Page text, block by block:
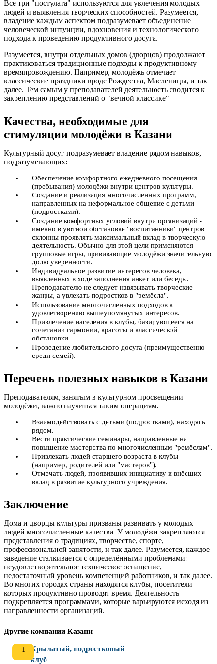
Все три "постулата" используются для увлечения молодых
людей и выявления творческих способностей. Разумеется,
владение каждым аспектом подразумевает объединение
человеческой интуиции, вдохновения и технологического
подхода к проведению продуктивного досуга.
Разумеется, внутри отдельных домов (дворцов) продолжают
практиковаться традиционные подходы к продуктивному
времяпровождению. Например, молодёжь отмечает
классические праздники вроде Рождества, Масленицы, и так
далее. Тем самым у преподавателей деятельность сводится к
закреплению представлений о "вечной классике".
Качества, необходимые для
стимуляции молодёжи в Казани
Культурный досуг подразумевает владение рядом навыков,
подразумевающих:
Обеспечение комфортного ежедневного посещения
(пребывания) молодёжи внутри центров культуры.
Создание и реализация многочисленных программ,
направленных на неформальное общение с детьми
(подростками).
Создание комфортных условий внутри организаций -
именно в уютной обстановке "воспитанники" центров
склонны проявлять максимальный вклад в творческую
деятельность. Обычно для этой цели применяются
групповые игры, прививающие молодёжи значительную
долю уверенности.
Индивидуальное развитие интересов человека,
выявленных в ходе заполнения анкет или беседы.
Преподавателю не следует навязывать творческие
жанры, а увлекать подростков в "ремёсла".
Использование многочисленных подходов к
удовлетворению вышеупомянутых интересов.
Привлечение населения в клубы, базирующееся на
сочетании гармонии, красоты и классической
обстановки.
Проведение любительского досуга (преимущественно
среди семей).
Перечень полезных навыков в Казани
Преподавателям, занятым в культурном просвещении
молодёжи, важно научиться таким операциям:
Взаимодействовать с детьми (подростками), находясь
рядом.
Вести практические семинары, направленные на
повышение мастерства по многочисленным "ремёслам".
Привлекать людей старшего возраста в клубы
(например, родителей или "мастеров").
Отмечать людей, проявивших инициативу и внёсших
вклад в развитие культурного учреждения.
Заключение
Дома и дворцы культуры призваны развивать у молодых
людей многочисленные качества. У молодёжи закрепляются
представления о традициях, творчестве, спорте,
профессиональной занятости, и так далее. Разумеется, каждое
заведение сталкивается с определёнными проблемами:
неудовлетворительное техническое оснащение,
недостаточный уровень компетенций работников, и так далее.
Во многих городах страны находятся клубы, посетители
которых продуктивно проводят время. Деятельность
подкрепляется программами, которые варьируются исходя из
направленности организаций.
Другие компании Казани
Крылатый, подростковый
клуб